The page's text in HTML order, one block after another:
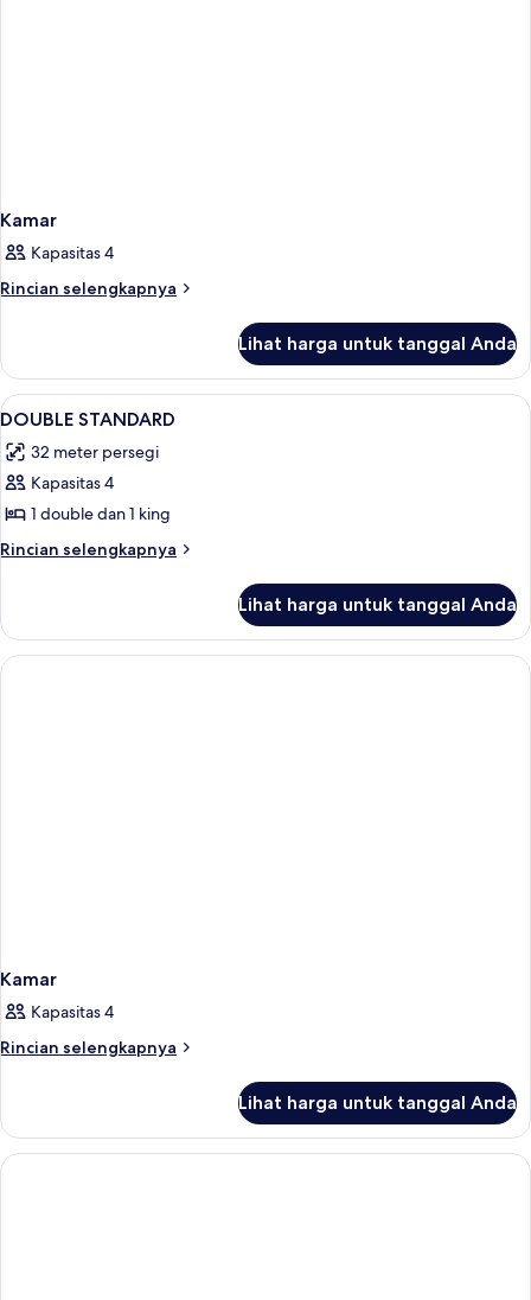
Kamar
Kapasitas 4
Rincian selengkapnya
Rincian
Kamar
Lihat harga untuk tanggal Anda
Lihat
semua
foto
untuk
DOUBLE
STANDARD
Minibar dan tempat tidur bayi (biaya
15
DOUBLE STANDARD
32 meter persegi
Kapasitas 4
1 double dan 1 king
Rincian selengkapnya
Rincian
DOUBLE
STANDARD
Lihat harga untuk tanggal Anda
Kamar
Kapasitas 4
Rincian selengkapnya
Rincian
Kamar
Lihat harga untuk tanggal Anda